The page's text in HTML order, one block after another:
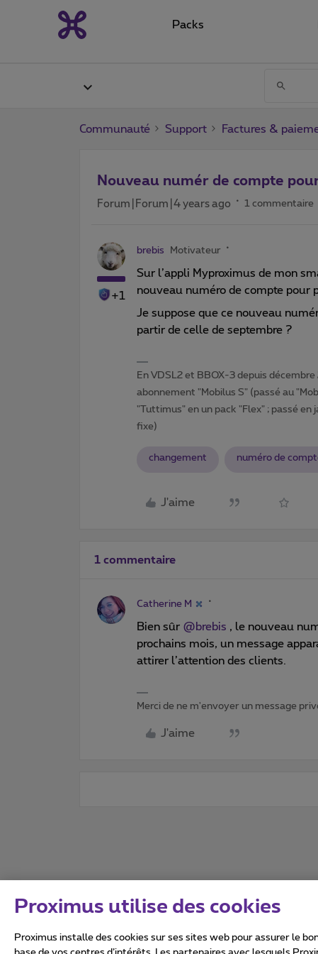
Packs
Communauté Support Factures &
Nouveau numér de compte
Forum|Forum|4 years ago 1 commentaire
+1
brebis Motivateur
Sur l’appli Myproximus de mon
nouveau numéro de compte pour
Je suppose que ce nouveau
partir de celle de septembre ?
En VDSL2 et BBOX-3 depuis
abonnement "Mobilus S" (passé au
"Tuttimus" en un pack "Flex" ; passé en
fixe)
changement numéro de
J'aime
1 commentaire
Catherine M
Bien sûr @brebis , le nouveau
prochains mois, un message
attirer l’attention des clients.
Merci de ne m'envoyer un message
J'aime
Proximus utilise des cookies
Proximus installe des cookies sur ses sites web pour assurer le